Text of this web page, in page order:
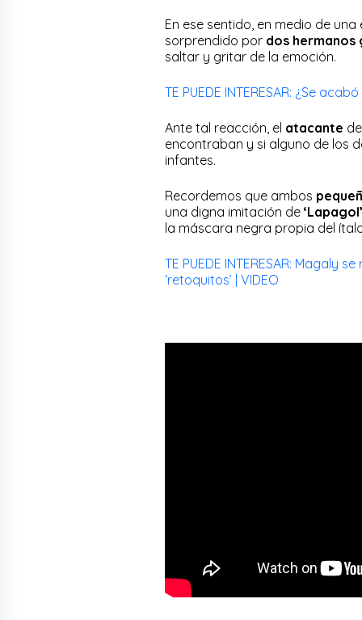
En ese sentido, en medio de
sorprendido por dos
saltar y gritar de la emoción.
TE PUEDE INTERESAR: ¿Se
Ante tal reacción, el atacante
encontraban y si alguno de los
infantes.
Recordemos que ambos
una digna imitación de ‘Lapagol’
la máscara negra propia del
TE PUEDE INTERESAR: Magaly
‘retoquitos’ | VIDEO